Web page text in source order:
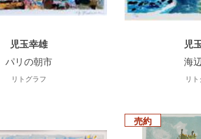
児玉幸雄
パリの朝市
リトグラフ
児
海
リ
売約